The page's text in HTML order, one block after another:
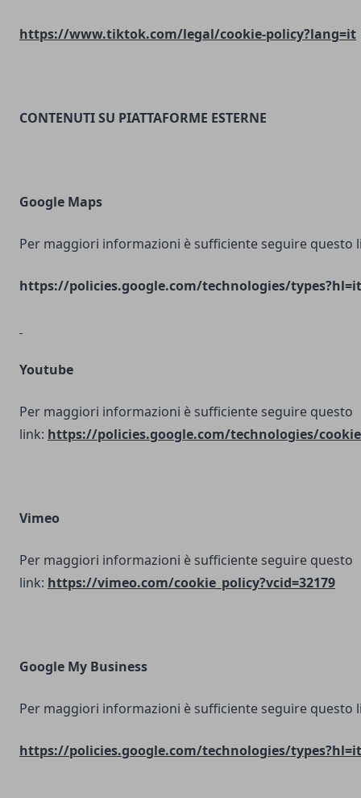
https://www.tiktok.com/legal/cookie-policy?lang=it
CONTENUTI SU PIATTAFORME ESTERNE
Google Maps
Per maggiori informazioni è sufficiente seguire questo
https://policies.google.com/technologies/types?hl=it
Youtube
Per maggiori informazioni è sufficiente seguire questo
link: https://policies.google.com/technologies/
Vimeo
Per maggiori informazioni è sufficiente seguire questo
link: https://vimeo.com/cookie_policy?vcid=32179
Google My Business
Per maggiori informazioni è sufficiente seguire questo
https://policies.google.com/technologies/types?hl=it